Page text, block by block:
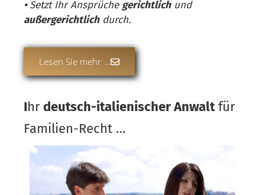
•Setzt Ihr Ansprüchegerichtlichund
außergerichtlichdurch.
Lesen Sie mehr …
Ihrdeutsch-italienischer Anwaltfür
Familien-Recht …